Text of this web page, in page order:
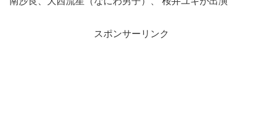
スポンサーリンク